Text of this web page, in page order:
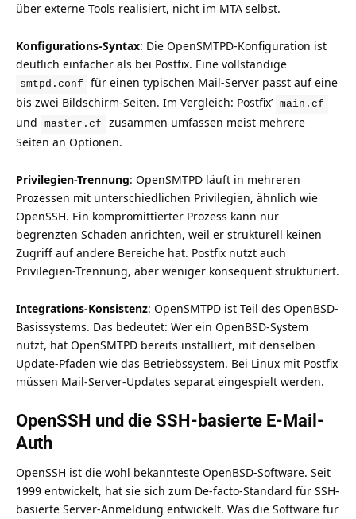
über externe Tools realisiert, nicht im MTA selbst.
Konfigurations-Syntax: Die OpenSMTPD-Konfiguration ist
deutlich einfacher als bei Postfix. Eine vollständige
smtpd.conf
für einen typischen Mail-Server passt auf eine
bis zwei Bildschirm-Seiten. Im Vergleich: Postfix’ main.cf
und master.cf
zusammen umfassen meist mehrere
Seiten an Optionen.
Privilegien-Trennung: OpenSMTPD läuft in mehreren
Prozessen mit unterschiedlichen Privilegien, ähnlich wie
OpenSSH. Ein kompromittierter Prozess kann nur
begrenzten Schaden anrichten, weil er strukturell keinen
Zugriff auf andere Bereiche hat. Postfix nutzt auch
Privilegien-Trennung, aber weniger konsequent strukturiert.
Integrations-Konsistenz: OpenSMTPD ist Teil des OpenBSD-
Basissystems. Das bedeutet: Wer ein OpenBSD-System
nutzt, hat OpenSMTPD bereits installiert, mit denselben
Update-Pfaden wie das Betriebssystem. Bei Linux mit Postfix
müssen Mail-Server-Updates separat eingespielt werden.
OpenSSH und die SSH-basierte E-Mail-
Auth
OpenSSH ist die wohl bekannteste OpenBSD-Software. Seit
1999 entwickelt, hat sie sich zum De-facto-Standard für SSH-
basierte Server-Anmeldung entwickelt. Was die Software für